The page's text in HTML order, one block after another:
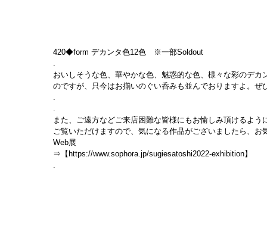
420◆form デカンタ色12色　※一部Soldout
.
おいしそうな色、華やかな色、魅惑的な色、様々な彩のデ
のですが、只今はお揃いのぐい呑みも並んでおりますよ。ぜ
.
.
また、ご遠方などご来店困難な皆様にもお愉しみ頂けるよ
ご覧いただけますので、気になる作品がございましたら、お
Web展
⇒【https://www.sophora.jp/sugiesatoshi2022-exhibition】
.